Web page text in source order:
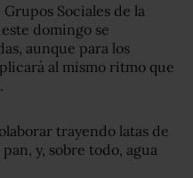
Sociales de la
domingo se
aunque para los
al mismo ritmo que
trayendo latas de
y, sobre todo, agua